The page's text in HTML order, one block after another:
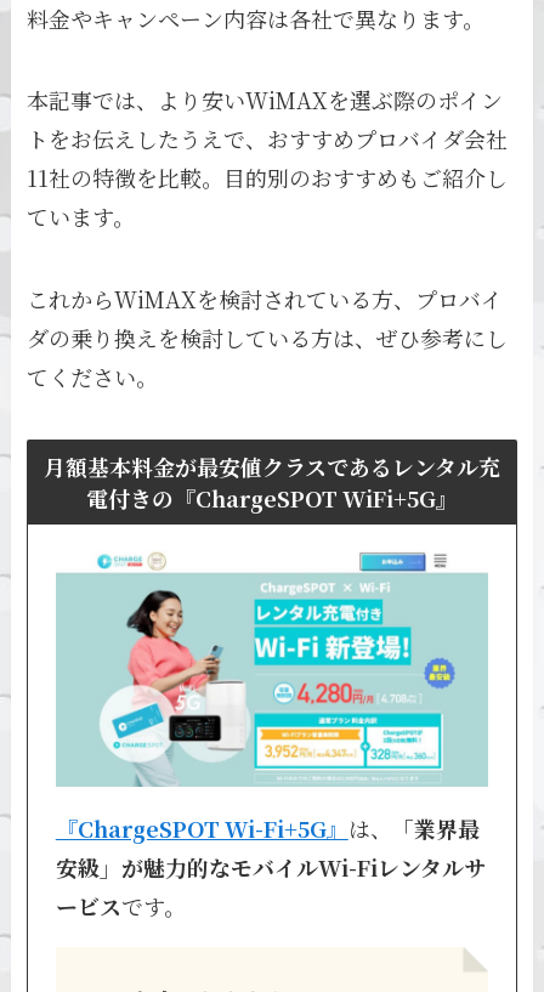
料金やキャンペーン内容は各社で異なります。
本記事では、より安いWiMAXを選ぶ際のポイン
トをお伝えしたうえで、おすすめプロバイダ会社
11社の特徴を比較。目的別のおすすめもご紹介し
ています。
これからWiMAXを検討されている方、プロバイ
ダの乗り換えを検討している方は、ぜひ参考にし
てください。
月額基本料金が最安値クラスであるレンタル充
電付きの『ChargeSPOT WiFi+5G』
『ChargeSPOT Wi-Fi+5G』 は、
「業界最
安級」が魅力的なモバイルWi-Fiレンタルサ
ービスです。